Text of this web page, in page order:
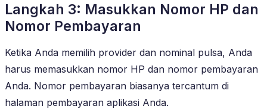
Langkah 3: Masukkan Nomor HP dan
Nomor Pembayaran
Ketika Anda memilih provider dan nominal pulsa, Anda
harus memasukkan nomor HP dan nomor pembayaran
Anda. Nomor pembayaran biasanya tercantum di
halaman pembayaran aplikasi Anda.